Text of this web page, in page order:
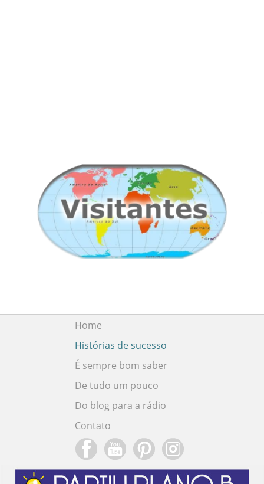
Home
Histórias de sucesso
É sempre bom saber
De tudo um pouco
Do blog para a rádio
Contato